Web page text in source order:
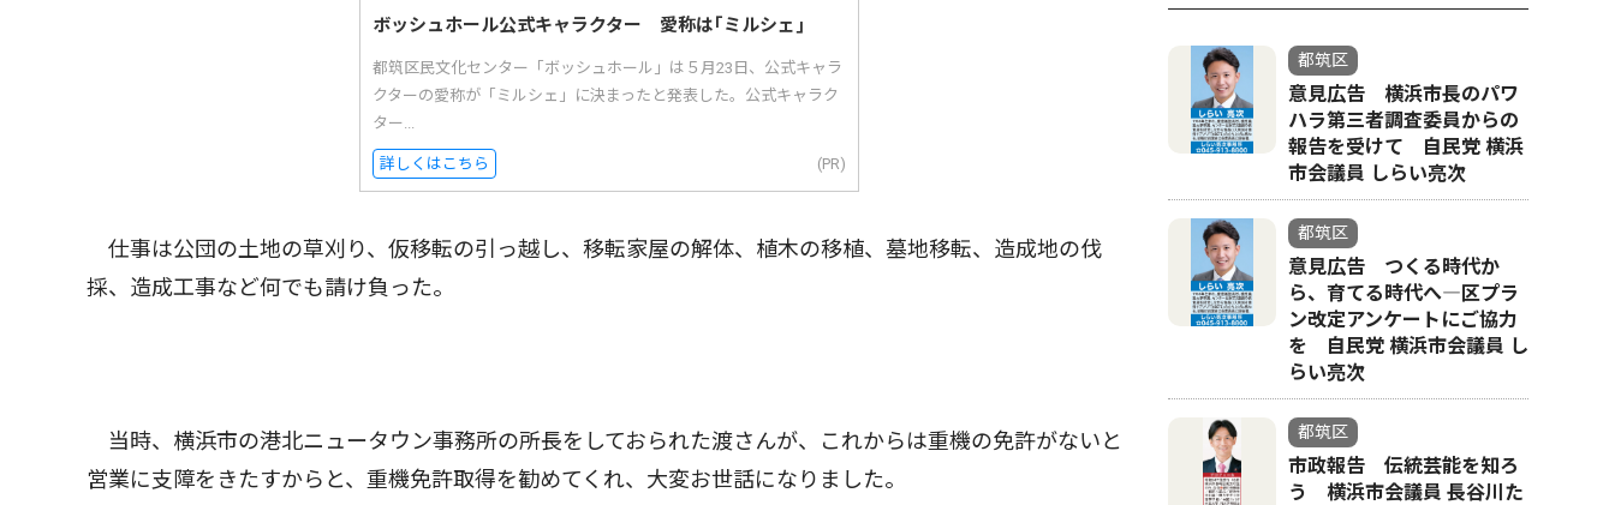
ボッシュホール公式キャラクター 愛称は｢ミルシェ｣
都筑区民文化センター「ボッシュホール」は５月23日、公式キャラ
クターの愛称が「ミルシェ」に決まったと発表した。公式キャラク
ター...
詳しくはこちら (PR)
仕事は公団の土地の草刈り、仮移転の引っ越し、移転家屋の解体、植木の移植、墓地移転、造成地の伐
採、造成工事など何でも請け負った。
当時、横浜市の港北ニュータウン事務所の所長をしておられた渡さんが、これからは重機の免許がないと
営業に支障をきたすからと、重機免許取得を勧めてくれ、大変お世話になりました。
都筑区
意見広告 横浜市長のパワ
ハラ第三者調査委員からの
報告を受けて 自民党 横浜
市会議員 しらい亮次
都筑区
意見広告 つくる時代か
ら、育てる時代へ―区プラ
ン改定アンケートにご協力
を 自民党 横浜市会議員 し
らい亮次
都筑区
市政報告 伝統芸能を知ろ
う 横浜市会議員 長谷川た